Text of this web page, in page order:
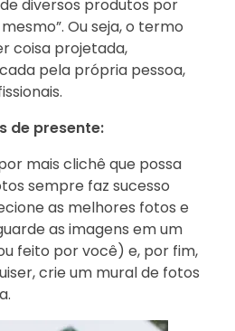
diversos produtos por
Ou seja, o termo
coisa projetada,
pela própria pessoa,
de presente:
mais clichê que possa
sempre faz sucesso
as melhores fotos e
as imagens em um
feito por você) e, por fim,
crie um mural de fotos